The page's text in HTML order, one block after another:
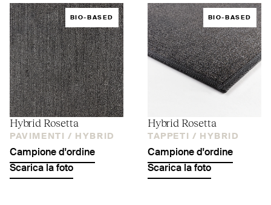
BIO-BASED
Hybrid Rosetta
PAVIMENTI / HYBRID
Campione d'ordine
Scarica la foto
BIO-BASED
Hybrid Rosetta
TAPPETI / HYBRID
Campione d'ordine
Scarica la foto